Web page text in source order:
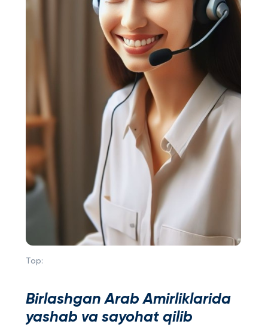
Top:
Birlashgan Arab Amirliklarida
yashab va sayohat qilib